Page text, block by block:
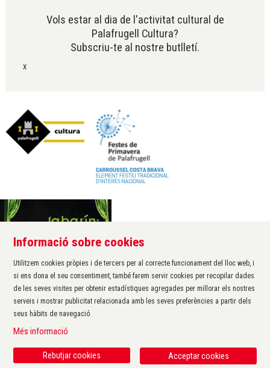
Vols estar al dia de l'activitat cultural de
Palafrugell Cultura?
Subscriu-te al nostre butlletí.
x
Àrea de cultura de l'Ajuntament de Palafrugell
Carrer Santa Margarida, 1
17200 Palafrugell
972 611 172 ·
cultura@palafrugell.cat
Sitemap | Avís Legal
Informació sobre cookies
Utilitzem cookies pròpies i de tercers per al correcte funcionament del lloc web, i
si ens dona el seu consentiment, també farem servir cookies per recopilar dades
de les seves visites per obtenir estadístiques agregades per millorar els nostres
serveis i mostrar publicitat relacionada amb les seves preferències a partir dels
seus hàbits de navegació.
Més informació
Acceptar cookies
Rebutjar cookies